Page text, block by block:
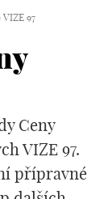
97
Ceny
VIZE 97.
přípravné